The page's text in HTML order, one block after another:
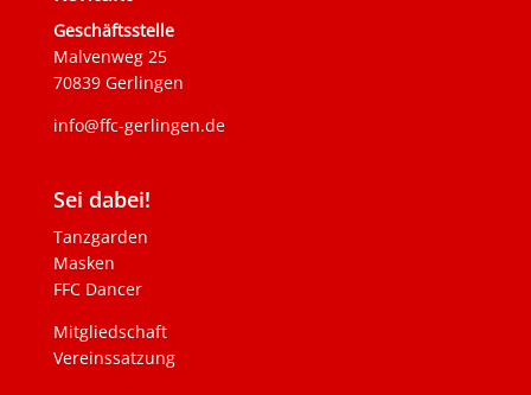
Geschäftsstelle
Malvenweg 25
70839 Gerlingen
info@ffc-gerlingen.de
Sei dabei!
Tanzgarden
Masken
FFC Dancer
Mitgliedschaft
Vereinssatzung